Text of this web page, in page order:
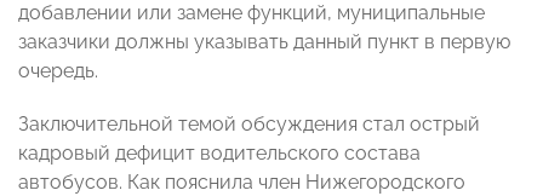
добавлении или замене функций, муниципальные
заказчики должны указывать данный пункт в первую
очередь.
Заключительной темой обсуждения стал острый
кадровый дефицит водительского состава
автобусов. Как пояснила член Нижегородского